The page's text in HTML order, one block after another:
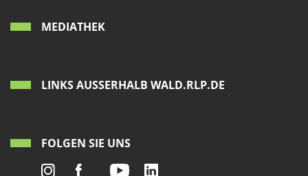
MEDIATHEK
LINKS AUSSERHALB WALD.RLP.DE
FOLGEN SIE UNS